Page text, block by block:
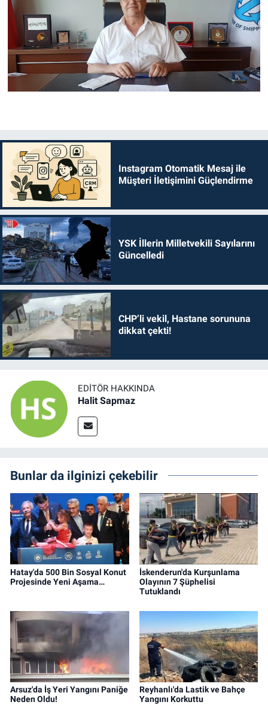
Instagram Otomatik Mesaj ile
Müşteri İletişimini Güçlendirme
YSK İllerin Milletvekili Sayılarını
Güncelledi
CHP’li vekil, Hastane sorununa
dikkat çekti!
EDITÖR HAKKINDA
Halit Sapmaz
Bunlar da ilginizi çekebilir
Hatay'da 500 Bin Sosyal Konut
Projesinde Yeni Aşama…
İskenderun'da Kurşunlama
Olayının 7 Şüphelisi
Tutuklandı
Arsuz'da İş Yeri Yangını Paniğe
Neden Oldu!
Reyhanlı'da Lastik ve Bahçe
Yangını Korkuttu